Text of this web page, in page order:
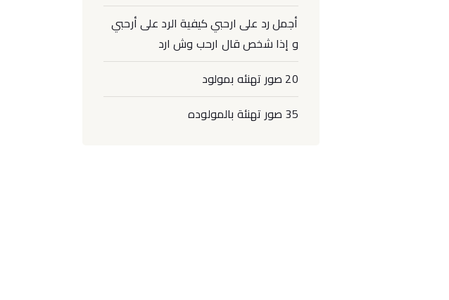
أجمل رد على ارحبي كيفية الرد على أرحبي
و إذا شخص قال ارحب وش ارد
20 صور تهنئه بمولود
35 صور تهنئة بالمولوده